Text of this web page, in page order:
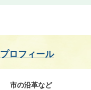
プロフィール
市の沿革など